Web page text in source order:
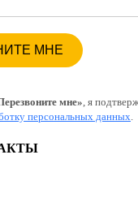
мне» , я
персональных данных